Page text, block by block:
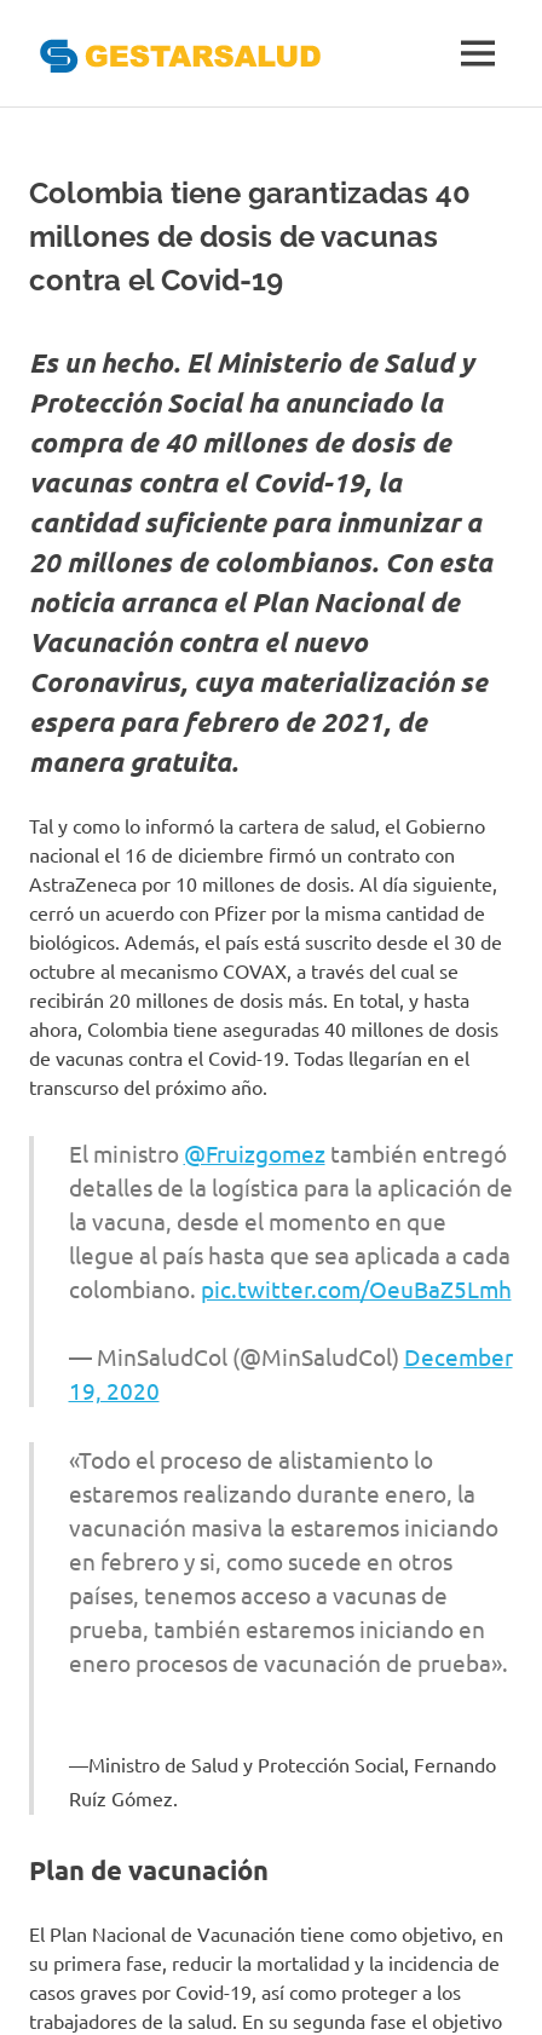
contenido
del
Aseguramiento
de
la
MENÚ
Colombia tiene garantizadas 40
millones de dosis de vacunas
contra el Covid-19
Es un hecho. El Ministerio de Salud y
Protección Social ha anunciado la
compra de 40 millones de dosis de
vacunas contra el Covid-19, la
cantidad suficiente para inmunizar a
20 millones de colombianos. Con esta
noticia arranca el Plan Nacional de
Vacunación contra el nuevo
Coronavirus, cuya materialización se
espera para febrero de 2021, de
manera gratuita.
Tal y como lo informó la cartera de salud, el Gobierno
nacional el 16 de diciembre firmó un contrato con
AstraZeneca por 10 millones de dosis. Al día siguiente,
cerró un acuerdo con Pfizer por la misma cantidad de
biológicos. Además, el país está suscrito desde el 30 de
octubre al mecanismo COVAX, a través del cual se
recibirán 20 millones de dosis más. En total, y hasta
ahora, Colombia tiene aseguradas 40 millones de dosis
de vacunas contra el Covid-19. Todas llegarían en el
transcurso del próximo año.
El ministro @Fruizgomez también entregó
detalles de la logística para la aplicación de
la vacuna, desde el momento en que
llegue al país hasta que sea aplicada a cada
colombiano. pic.twitter.com/OeuBaZ5Lmh
— MinSaludCol (@MinSaludCol) December
19, 2020
«Todo el proceso de alistamiento lo
estaremos realizando durante enero, la
vacunación masiva la estaremos iniciando
en febrero y si, como sucede en otros
países, tenemos acceso a vacunas de
prueba, también estaremos iniciando en
enero procesos de vacunación de prueba».
Ministro de Salud y Protección Social, Fernando
Ruíz Gómez.
Plan de vacunación
El Plan Nacional de Vacunación tiene como objetivo, en
su primera fase, reducir la mortalidad y la incidencia de
casos graves por Covid-19, así como proteger a los
trabajadores de la salud. En su segunda fase el objetivo